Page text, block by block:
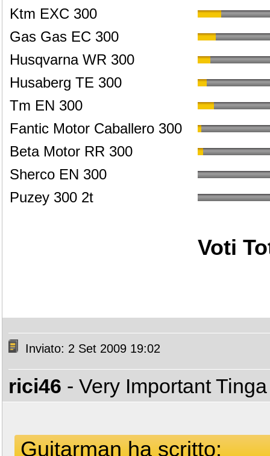
Ktm EXC 300
Gas Gas EC 300
Husqvarna WR 300
Husaberg TE 300
Tm EN 300
Fantic Motor Caballero 300
Beta Motor RR 300
Sherco EN 300
Puzey 300 2t
Voti
Inviato: 2 Set 2009 19:02
rici46 - Very Important
Guitarman ha scritto: